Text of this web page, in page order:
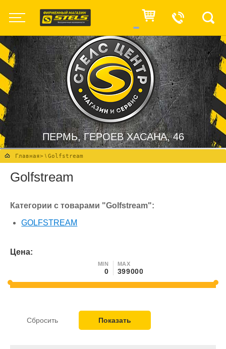
ПЕРМЬ, ГЕРОЕВ ХАСАНА, 46
Главная> \ Golfstream
Golfstream
Категории с товарами "Golfstream":
GOLFSTREAM
Цена:
MIN MAX
Сбросить Показать